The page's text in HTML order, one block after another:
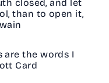
closed, and let
than to open it,
are the words I
Card